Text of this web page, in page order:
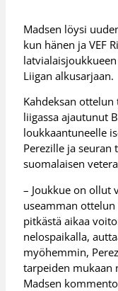
Madsen löysi
kun hänen ja VEF
Liigan alkusarjaan.
Kahdeksan ottelun
liigassa ajautunut
loukkaantuneelle
Perezille ja
suomalaisen
– Joukkue on ollut
useamman
pitkästä aikaa
nelospaikalla,
myöhemmin,
tarpeiden mukaan
Madsen